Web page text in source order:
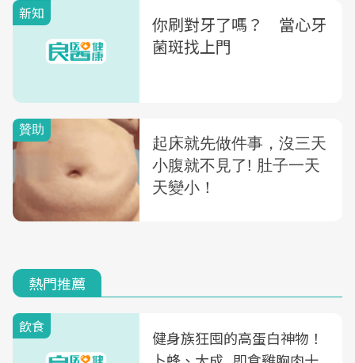
新知
你刷對牙了嗎？ 當心牙
菌斑找上門
熱門推薦
飲食
健身族狂囤的高蛋白神物！